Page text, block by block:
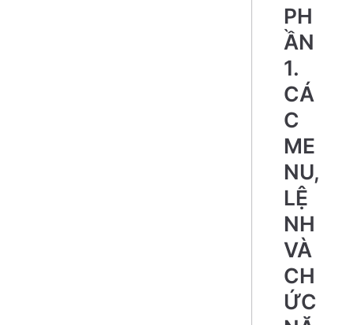
PH
ẦN
1.
CÁ
C
ME
NU,
LỆ
NH
VÀ
CH
ỨC